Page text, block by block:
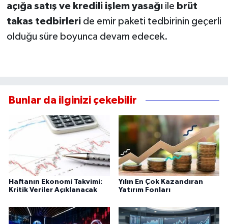
açığa satış ve kredili işlem yasağıile brüt
takas tedbirleride emir paketi tedbirinin geçerli
olduğu süre boyunca devam edecek.
Bunlar da ilginizi çekebilir
Haftanın Ekonomi Takvimi:
Kritik Veriler Açıklanacak
Yılın En Çok Kazandıran
Yatırım Fonları